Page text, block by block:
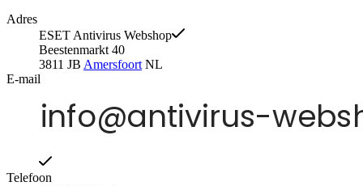
Adres
ESET Antivirus Webshop
Beestenmarkt 40
3811 JB Amersfoort NL
E-mail
Telefoon